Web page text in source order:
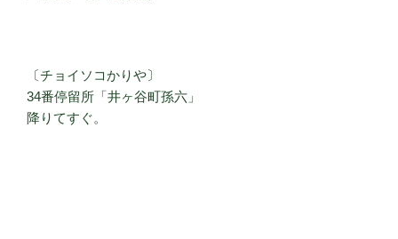
〔チョイソコかりや〕
34番停留所「井ヶ谷町孫六」
降りてすぐ。